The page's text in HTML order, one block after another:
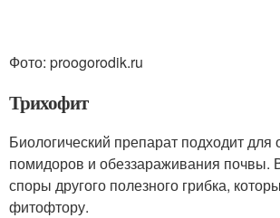
Фото: proogorodik.ru
Трихофит
Биологический препарат подходит для
помидоров и обеззараживания почвы.
споры другого полезного грибка,
фитофтору.